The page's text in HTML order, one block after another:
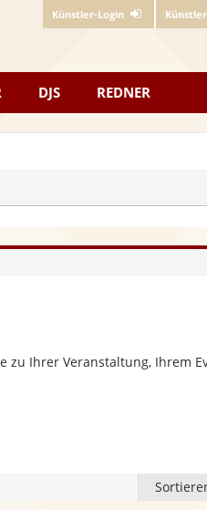
Künstler-Login
DJS REDNER
zu Ihrer Veranstaltung, Ihrem